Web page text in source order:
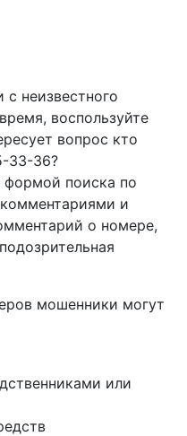
неизвестного
воспользуйте
вопрос кто
33-36?
формой поиска по
и
о номере,
мошенники могут
или